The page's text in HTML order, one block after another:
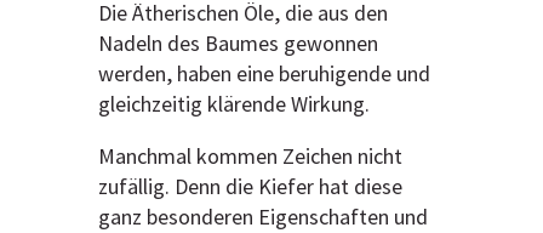
Die Ätherischen Öle, die aus den
Nadeln des Baumes gewonnen
werden, haben eine beruhigende und
gleichzeitig klärende Wirkung.
Manchmal kommen Zeichen nicht
zufällig. Denn die Kiefer hat diese
ganz besonderen Eigenschaften und